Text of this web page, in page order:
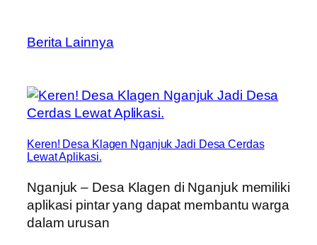
Berita Lainnya
Keren! Desa Klagen Nganjuk Jadi Desa Cerdas
Lewat Aplikasi.
Nganjuk – Desa Klagen di Nganjuk memiliki
aplikasi pintar yang dapat membantu warga
dalam urusan